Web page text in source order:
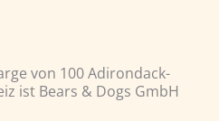
von 100 Adirondack-
ist Bears & Dogs GmbH